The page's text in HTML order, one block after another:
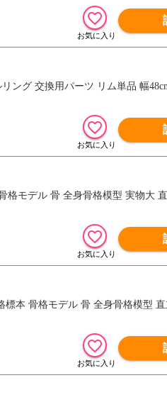
ング 交換用パーツ リム単品 幅
格モデル 骨 全身骨格模型 実物大
標本 骨格モデル 骨 全身骨格模型